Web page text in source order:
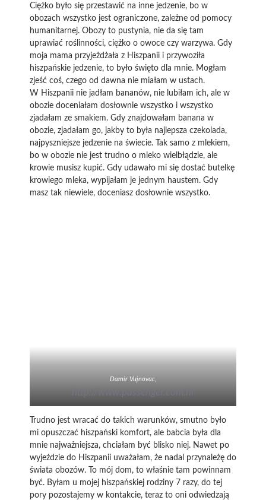
Ciężko było się przestawić na inne jedzenie, bo w
obozach wszystko jest ograniczone, zależne od pomocy
humanitarnej. Obozy to pustynia, nie da się tam
uprawiać roślinności, ciężko o owoce czy warzywa. Gdy
moja mama przyjeżdżała z Hiszpanii i przywoziła
hiszpańskie jedzenie, to było święto dla mnie. Mogłam
zjeść coś, czego od dawna nie miałam w ustach.
W Hiszpanii nie jadłam bananów, nie lubiłam ich, ale w
obozie doceniałam dosłownie wszystko i wszystko
zjadałam ze smakiem. Gdy znajdowałam banana w
obozie, zjadałam go, jakby to była najlepsza czekolada,
najpyszniejsze jedzenie na świecie. Tak samo z mlekiem,
bo w obozie nie jest trudno o mleko wielbłądzie, ale
krowie musisz kupić. Gdy udawało mi się dostać butelkę
krowiego mleka, wypijałam je jednym haustem. Gdy
masz tak niewiele, doceniasz dosłownie wszystko.
Damir Vujnovac,
http://www.passenger.com.hr
Trudno jest wracać do takich warunków, smutno było
mi opuszczać hiszpański komfort, ale babcia była dla
mnie najważniejsza, chciałam być blisko niej. Nawet po
wyjeździe do Hiszpanii uważałam, że nadal przynależę do
świata obozów. To mój dom, to właśnie tam powinnam
być. Byłam u mojej hiszpańskiej rodziny 7 razy, do tej
pory pozostajemy w kontakcie, teraz to oni odwiedzają